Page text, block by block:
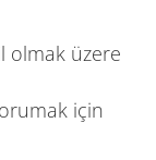
olmak üzere
için